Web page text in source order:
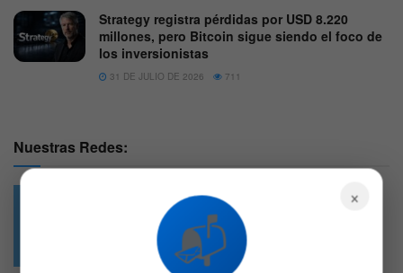
Strategy registra pérdidas por USD 8.220
millones, pero Bitcoin sigue siendo el foco de
los inversionistas
31 DE JULIO DE 2026 711
Nuestras Redes:
4.7k
Followers
×
📬